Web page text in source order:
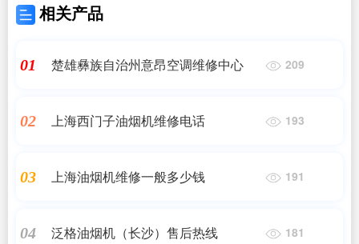
相关产品
01 楚雄彝族自治州意昂空调维修中心 209
02 上海西门子油烟机维修电话 193
03 上海油烟机维修一般多少钱 191
04 泛格油烟机（长沙）售后热线 181